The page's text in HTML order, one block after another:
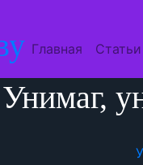
Главная Статьи
Унимаг,